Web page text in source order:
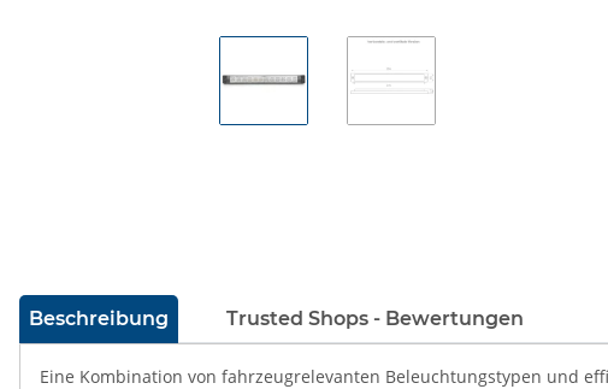
weitere Registerkarten anzeigen
Beschreibung Trusted Shops - Bewertungen
Eine Kombination von fahrzeugrelevanten Beleuchtungstypen und